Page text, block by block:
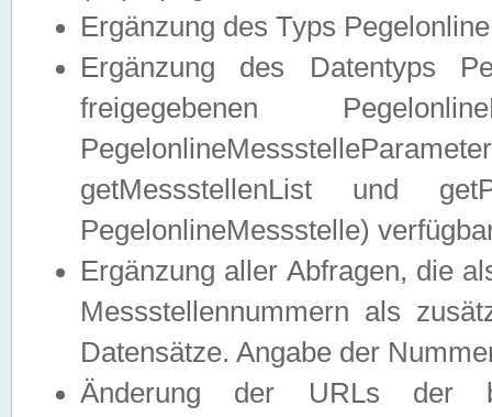
Ergänzung des Typs
Ergänzung des Datentyps
freigegebenen
getMessstellenList und
PegelonlineMessstelle)
Ergänzung aller Abfragen, die
Messstellennummern als
Datensätze. Angabe der
Änderung der URLs der